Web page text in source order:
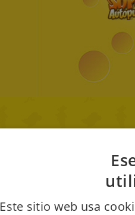
Este sitio web usa